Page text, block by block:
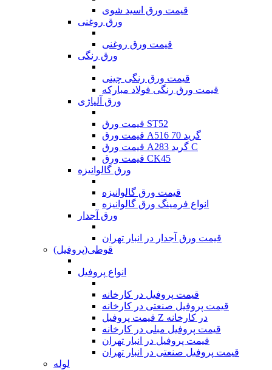
قیمت ورق اسید شوی
ورق روغنی
قیمت ورق روغنی
ورق رنگی
قیمت ورق رنگی چینی
قیمت ورق رنگی فولاد مبارکه
ورق آلیاژی
قیمت ورق ST52
قیمت ورق A516 گرید 70
قیمت ورق A283 گرید C
قیمت ورق CK45
ورق گالوانیزه
قیمت ورق گالوانیزه
انواع فرمینگ ورق گالوانیزه
ورق آجدار
قیمت ورق آجدار در انبار تهران
قوطی(پروفیل)
انواع پروفیل
قیمت پروفیل در کارخانه
قیمت پروفیل صنعتی در کارخانه
قیمت پروفیل Z در کارخانه
قیمت پروفیل مبلی در کارخانه
قیمت پروفیل در انبار تهران
قیمت پروفیل صنعتی در انبار تهران
لوله